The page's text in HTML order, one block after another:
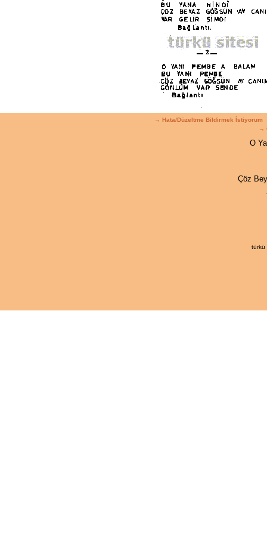
→ Hata/Düzeltme Bildirmek İstiyorum
→
O
Çöz
türkü